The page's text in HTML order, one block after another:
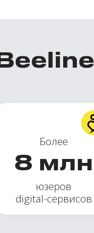
Более
8 млн
юзеров
digital-сервисов